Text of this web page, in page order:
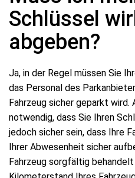
Schlüssel
abgeben?
Ja, in der Regel müssen Sie
das Personal des
Fahrzeug sicher geparkt wird.
notwendig, dass Sie Ihren
jedoch sicher sein, dass Ihre
Ihrer Abwesenheit sicher
Fahrzeug sorgfältig